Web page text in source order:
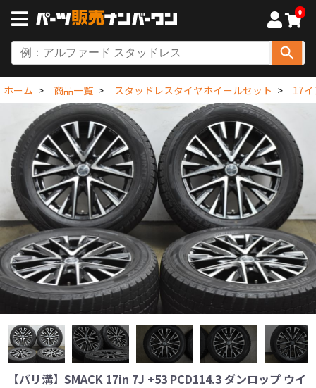
0
ホーム 商品一覧 スタッドレスタイヤホイールセット 17
【バリ溝】SMACK 17in 7J +53 PCD114.3 ダンロップ ウイ